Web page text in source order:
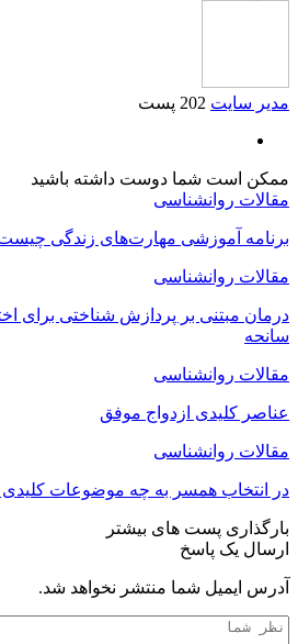
مدیر سایت 202 پست
ممکن است شما دوست داشته باشید
مقالات روانشناسی
برنامه آموزشی مهارت‌های زندگی
مقالات روانشناسی
درمان مبتنی بر پردازش شناختی برای
سانحه
مقالات روانشناسی
عناصر کلیدی ازدواج موفق
مقالات روانشناسی
در انتخاب همسر به چه موضوعات کلیدی
بارگذاری پست های بیشتر
ارسال یک پاسخ
آدرس ایمیل شما منتشر نخواهد شد.